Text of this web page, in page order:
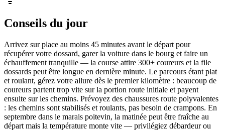
Conseils du jour
Arrivez sur place au moins 45 minutes avant le départ pour
récupérer votre dossard, garer la voiture dans le bourg et faire un
échauffement tranquille — la course attire 300+ coureurs et la file
dossards peut être longue en dernière minute. Le parcours étant plat
et roulant, gérez votre allure dès le premier kilomètre : beaucoup de
coureurs partent trop vite sur la portion route initiale et payent
ensuite sur les chemins. Prévoyez des chaussures route polyvalentes
: les chemins sont stabilisés et roulants, pas besoin de crampons. En
septembre dans le marais poitevin, la matinée peut être fraîche au
départ mais la température monte vite — privilégiez débardeur ou